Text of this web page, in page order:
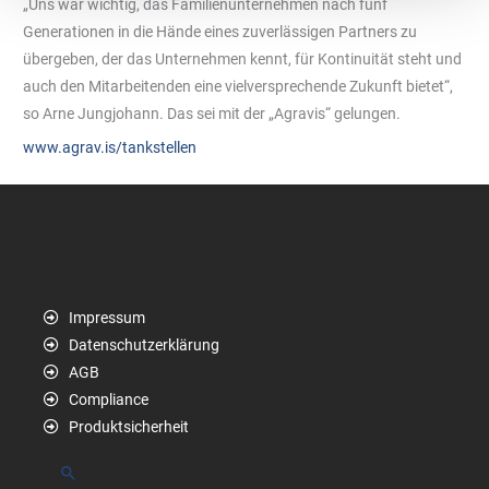
„Uns war wichtig, das Familienunternehmen nach fünf
Generationen in die Hände eines zuverlässigen Partners zu
übergeben, der das Unternehmen kennt, für Kontinuität steht und
auch den Mitarbeitenden eine vielversprechende Zukunft bietet“,
so Arne Jungjohann. Das sei mit der „Agravis“ gelungen.
www.agrav.is/tankstellen
Impressum
Datenschutzerklärung
AGB
Compliance
Produktsicherheit
Suchen